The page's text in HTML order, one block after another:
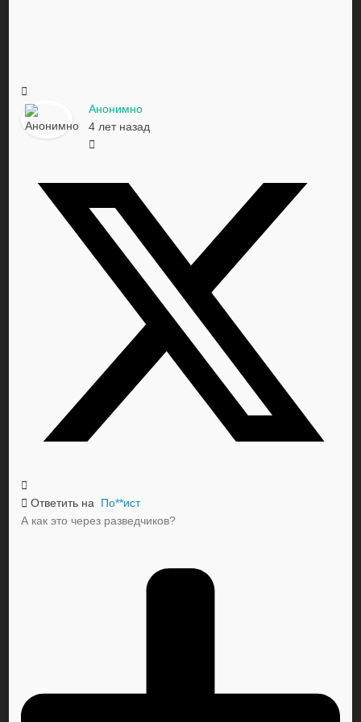
Анонимно
4 лет назад
Ответить на По**ист
А как это через разведчиков?